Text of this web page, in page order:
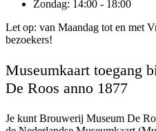
Zondag: 14:00 - 18:00
Let op: van Maandag tot en met
bezoekers!
Museumkaart toegang
De Roos anno 1877
Je kunt Brouwerij Museum De